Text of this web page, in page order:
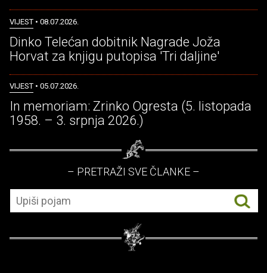
VIJEST • 08.07.2026.
Dinko Telećan dobitnik Nagrade Joža
Horvat za knjigu putopisa 'Tri daljine'
VIJEST • 05.07.2026.
In memoriam: Zrinko Ogresta (5. listopada
1958. – 3. srpnja 2026.)
– PRETRAŽI SVE ČLANKE –